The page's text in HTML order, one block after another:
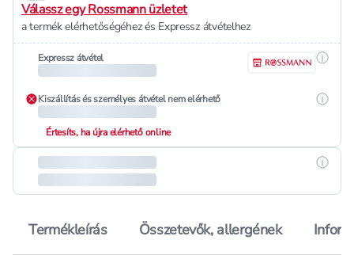
Válassz egy Rossmann üzletet
a termék elérhetőségéhez és Expressz átvételhez
Expressz átvétel
Kiszállítás és személyes átvétel nem elérhető
Értesíts, ha újra elérhető online
Termékleírás Összetevők, allergének